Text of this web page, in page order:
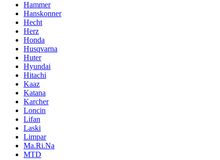
Hammer
Hanskonner
Hecht
Herz
Honda
Husqvarna
Huter
Hyundai
Hitachi
Kaaz
Katana
Karcher
Loncin
Lifan
Laski
Limpar
Ma.Ri.Na
MTD